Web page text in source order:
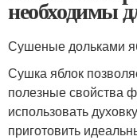
необходимы
Сушеные дольками
Сушка яблок
полезные свойства
использовать
приготовить